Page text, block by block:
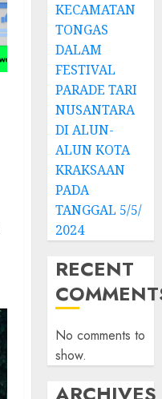
KECAMATAN
TONGAS
DALAM
FESTIVAL
PARADE TARI
NUSANTARA
DI ALUN-
ALUN KOTA
KRAKSAAN
PADA
TANGGAL 5/5/
2024
RECENT
No comments to
show.